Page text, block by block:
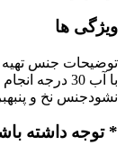
ویژگی ها
توضیحات جنس تهیه
با آب 30
نشودجنس نخ و
* توجه داشته